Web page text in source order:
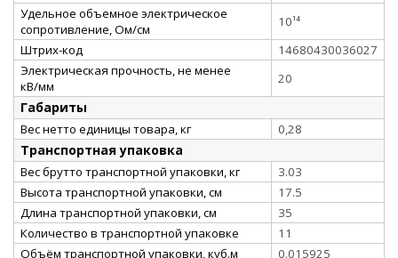
Удельное объемное электрическое
сопротивление, Ом/см
10¹⁴
Штрих-код
14680430036027
Электрическая прочность, не менее
кВ/мм
20
Габариты
Вес нетто единицы товара, кг 0,28
Транспортная упаковка
Вес брутто транспортной упаковки, кг
3.03
Высота транспортной упаковки, см
17.5
Длина транспортной упаковки, см
35
Количество в транспортной упаковке
11
Объём транспортной упаковки, куб.м
0.015925